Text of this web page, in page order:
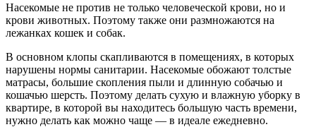
Насекомые не против не только человеческой крови, но и
крови животных. Поэтому также они размножаются на
лежанках кошек и собак.
В основном клопы скапливаются в помещениях, в которых
нарушены нормы санитарии. Насекомые обожают толстые
матрасы, большие скопления пыли и длинную собачью и
кошачью шерсть. Поэтому делать сухую и влажную уборку в
квартире, в которой вы находитесь большую часть времени,
нужно делать как можно чаще — в идеале ежедневно.